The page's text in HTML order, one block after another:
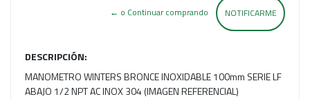
NOTIFICARME
← o Continuar comprando
DESCRIPCIÓN:
MANOMETRO WINTERS BRONCE INOXIDABLE 100mm SERIE LF
ABAJO 1/2 NPT AC INOX 304 (IMAGEN REFERENCIAL)